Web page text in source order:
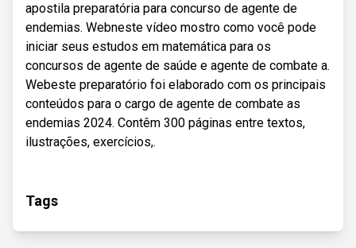
apostila preparatória para concurso de agente de
endemias. Webneste vídeo mostro como você pode
iniciar seus estudos em matemática para os
concursos de agente de saúde e agente de combate a.
Webeste preparatório foi elaborado com os principais
conteúdos para o cargo de agente de combate as
endemias 2024. Contêm 300 páginas entre textos,
ilustrações, exercícios,.
Tags